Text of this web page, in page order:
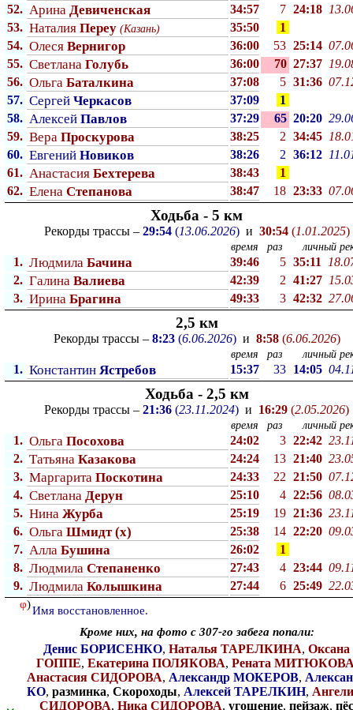
52. Арина Девиченская 34:57 7 24:18
53. Наталия Переу (Казань) 35:50
1
54. Олеся Вернигор 36:00 53 25:14
55. Светлана Голубь 36:00 70 27:37
56. Ольга Баталкина 37:08 5 31:36
57. Сергей Черкасов 37:09
1
58. Алексей Павлов 37:29 65 20:20
59. Вера Проскурова 38:25 2 34:45
60. Евгений Новиков 38:26 2 36:12
61. Анастасия Бехтерева 38:43
1
62. Елена Степанова 38:47 18 23:33
Ходьба - 5 км
Рекорды трассы – 29:54(13.06.2026)и 30:54(1.01.2025)
время раз личный
1. Людмила Бачина 39:46 5 35:11
2. Галина Валиева 42:39 2 41:27
3. Ирина Брагина 49:33 3 42:32
2,5 км
Рекорды трассы – 8:23(6.06.2026)и 8:58(6.06.2026)
время раз личный
1. Константин Ястребов 15:37 33 14:05
Ходьба - 2,5 км
Рекорды трассы –21:36 (23.11.2024) и 16:29 (2.05.2026)
время раз личный
1. Ольга Посохова 24:02 3 22:42
2. Татьяна Казакова 24:24 13 21:40
3. Маргарита Поскотина 24:33 22 21:50
4. Светлана Дерун 25:10 4 22:56
5. Нина Журба 25:19 19 21:36
6. Ольга Шмидт (x) 25:38 14 22:20
7. Алла Бушина 26:02
1
8. Людмила Степаненко 27:43 4 23:44
9. Людмила Колышкина 27:44 6 25:49
φ)Имя восстановленное.
Кроме них, на фото с 307-го забега попали:
Денис БОРИСЕНКО,Наталья ТАРЕЛКИНА,Оксана
ГОППЕ, Екатерина ПОЛЯКОВА, Рената
Анастасия СИДОРОВА, Александр МОКЕРОВ,
КО, разминка, Скороходы, Алексей ТАРЕЛКИН,
СИДОРОВА,Ника СИДОРОВА,угощение,пейзаж,